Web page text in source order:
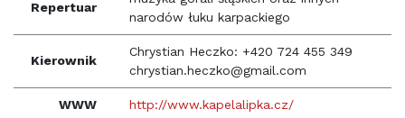
Repertuar
narodów łuku karpackiego
Kierownik
Chrystian Heczko: +420 724 455 349
chrystian.heczko@gmail.com
WWW http://www.kapelalipka.cz/